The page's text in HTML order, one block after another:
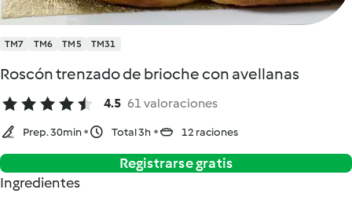
TM7 TM6 TM5 TM31
Roscón trenzado de brioche con avellanas
4.5 61 valoraciones
Prep. 30min Total 3h 12 raciones
Registrarse gratis
Ingredientes